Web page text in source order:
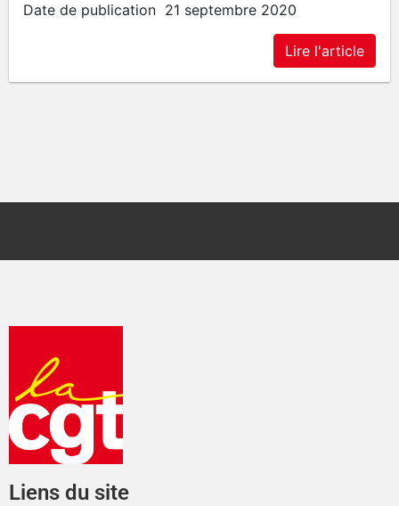
Date de publication 21 septembre 2020
Lire l'article
Liens du site